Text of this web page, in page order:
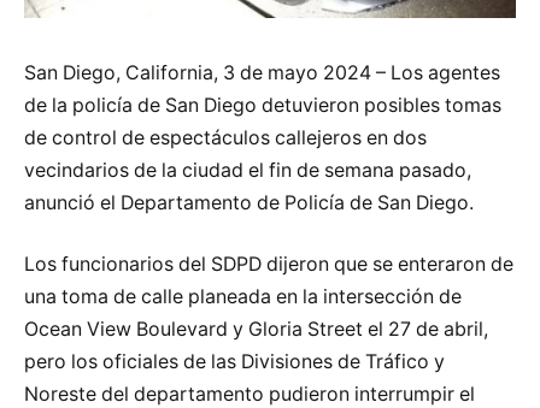
San Diego, California, 3 de mayo 2024 – Los agentes
de la policía de San Diego detuvieron posibles tomas
de control de espectáculos callejeros en dos
vecindarios de la ciudad el fin de semana pasado,
anunció el Departamento de Policía de San Diego.
Los funcionarios del SDPD dijeron que se enteraron de
una toma de calle planeada en la intersección de
Ocean View Boulevard y Gloria Street el 27 de abril,
pero los oficiales de las Divisiones de Tráfico y
Noreste del departamento pudieron interrumpir el